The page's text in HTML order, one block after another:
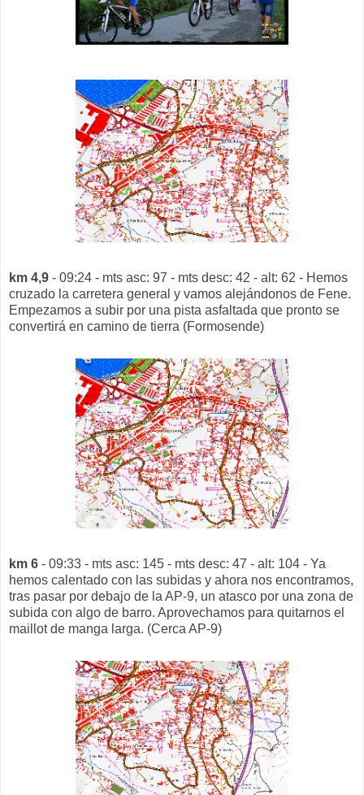
km 4,9 - 09:24 - mts asc: 97 - mts desc: 42 - alt: 62 - Hemos
cruzado la carretera general y vamos alejándonos de Fene.
Empezamos a subir por una pista asfaltada que pronto se
convertirá en camino de tierra (Formosende)
km 6 - 09:33 - mts asc: 145 - mts desc: 47 - alt: 104 - Ya
hemos calentado con las subidas y ahora nos encontramos,
tras pasar por debajo de la AP-9, un atasco por una zona de
subida con algo de barro. Aprovechamos para quitarnos el
maillot de manga larga. (Cerca AP-9)